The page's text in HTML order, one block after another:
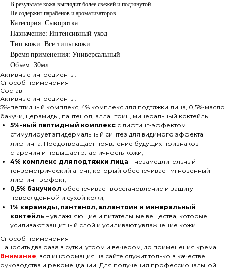
В результате кожа выглядит более свежей и подтянутой.
Не содержит парабенов и ароматизаторов..
Категория: Сыворотка
Назначение: Интенсивный уход
Тип кожи: Все типы кожи
Время применения: Универсальный
Объем: 30мл
Активные ингредиенты:
Способ применения
Состав
Активные ингредиенты:
5%-пептидный комплекс, 4% комплекс для подтяжки лица, 0,5%-масло
бакучи, церамиды, пантенол, аллантоин, минеральный коктейль.
5%-ный пептидный комплекс с лифтинг-эффектом
стимулирует эпидермальный синтез для видимого эффекта
лифтинга. Предотвращает появление будущих признаков
старения и повышает эластичность кожи;
4% комплекс для подтяжки лица – незамедлительный
тензометрический агент, который обеспечивает мгновенный
лифтинг-эффект;
0,5% бакучиол обеспечивает восстановление и защиту
поврежденной и сухой кожи;
1% керамиды, пантенол, аллантоин и минеральный
коктейль – увлажняющие и питательные вещества, которые
усиливают защитный слой и усиливают увлажнение кожи.
Способ применения
Наносить два раза в сутки, утром и вечером, до применения крема.
Внимание, вся информация на сайте служит только в качестве
руководства и рекомендации. Для получения профессиональной